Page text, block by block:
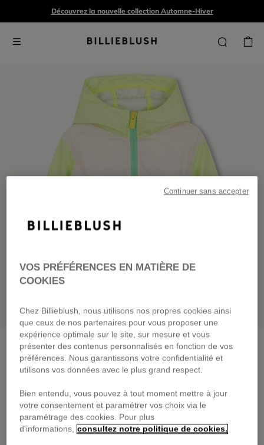
Découvrez la nouvelle collection Automne-Hiver
Coupe-vent à capuchegreen lemon
dès 75,00 €
Payez en 4 fois sans frais avec
🔒Paiement sécurisé & retours faciles
DESCRIPTION
VOS PRÉFÉRENCES EN MATIÈRE DE
COOKIES
Chez Billieblush, nous utilisons nos propres cookies ainsi
que ceux de nos partenaires pour vous proposer une
expérience optimale sur le site, sur mesure et vous
présenter des contenus personnalisés en fonction de vos
préférences. Nous garantissons votre confidentialité et
utilisons vos données avec le plus grand respect.
Bien entendu, vous pouvez à tout moment mettre à jour
votre consentement et paramétrer vos choix via le
paramétrage des cookies. Pour plus
d'informations, consultez notre politique de cookies.
Continuer sans accepter